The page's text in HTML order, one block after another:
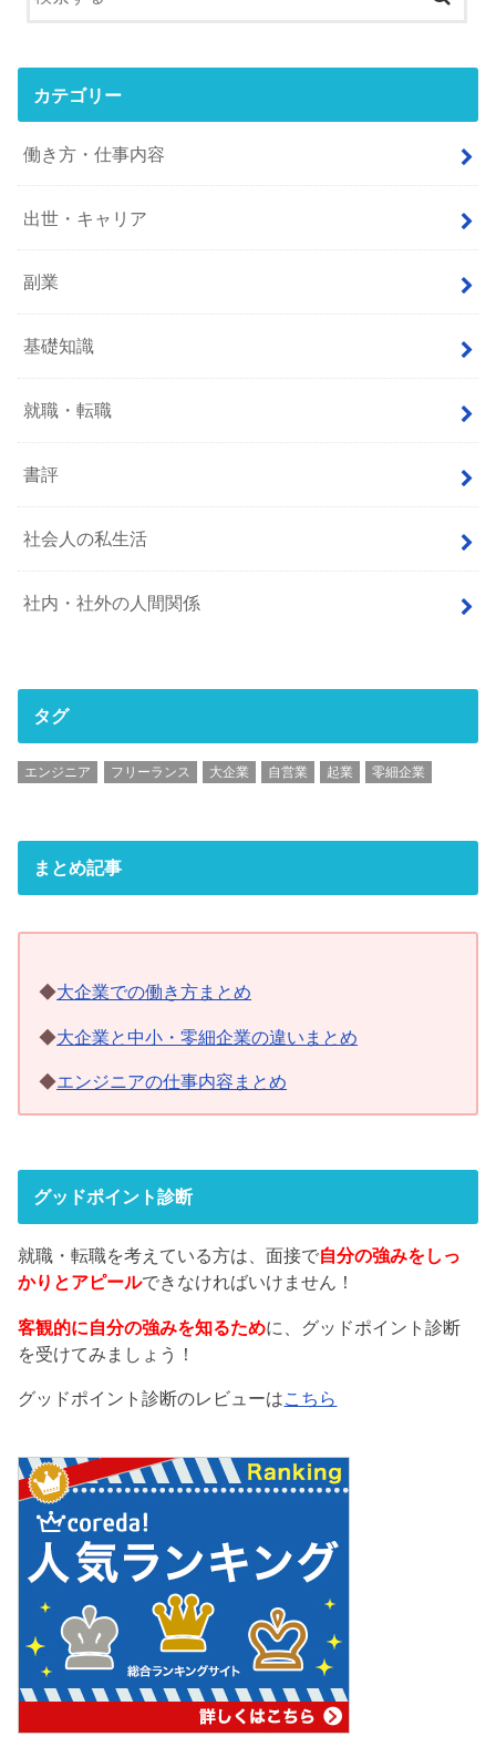
カテゴリー
働き方・仕事内容
出世・キャリア
副業
基礎知識
就職・転職
書評
社会人の私生活
社内・社外の人間関係
タグ
エンジニア フリーランス 大企業 自営業 起業 零細企業
まとめ記事
◆大企業での働き方まとめ
◆大企業と中小・零細企業の違いまとめ
◆エンジニアの仕事内容まとめ
グッドポイント診断
就職・転職を考えている方は、面接で自分の強みをしっ
かりとアピールできなければいけません！
客観的に自分の強みを知るために、グッドポイント診断
を受けてみましょう！
グッドポイント診断のレビューはこちら